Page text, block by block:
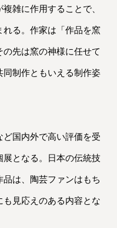
雑に作用することで、
る。作家は「作品を窯
先は窯の神様に任せて
制作ともいえる制作姿
国内外で高い評価を受
となる。日本の伝統技
は、陶芸ファンはもち
見応えのある内容とな